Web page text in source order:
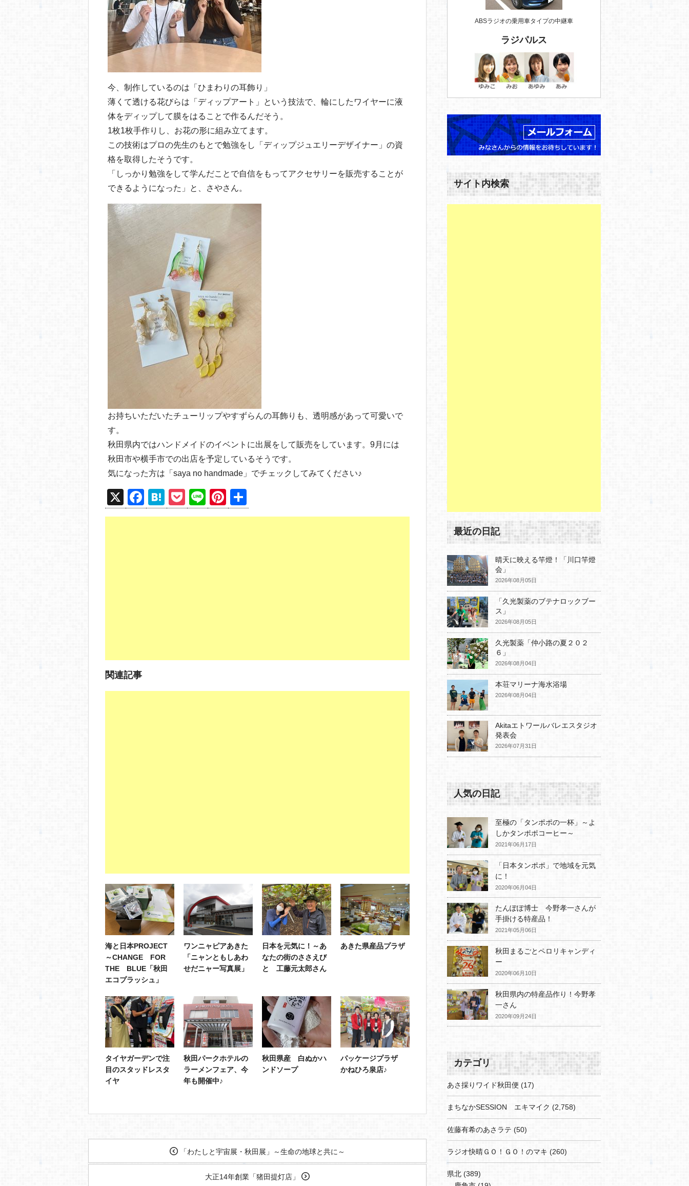
今、制作しているのは「ひまわりの耳飾り」
薄くて透ける花びらは「ディップアート」という技法で、輪にしたワイヤーに液
体をディップして膜をはることで作るんだそう。
1枚1枚手作りし、お花の形に組み立てます。
この技術はプロの先生のもとで勉強をし「ディップジュエリーデザイナー」の資
格を取得したそうです。
「しっかり勉強をして学んだことで自信をもってアクセサリーを販売することが
できるようになった」と、さやさん。
お持ちいただいたチューリップやすずらんの耳飾りも、透明感があって可愛いで
す。
秋田県内ではハンドメイドのイベントに出展をして販売をしています。9月には
秋田市や横手市での出店を予定しているそうです。
気になった方は「saya no handmade」でチェックしてみてください♪
X
F
a
H
at
P
o
Li
n
Pi
nt 有
関連記事
海と日本PROJECT
～CHANGE FOR
THE BLUE「秋田
エコプラッシュ」
ワンニャピアあきた
「ニャンともしあわ
せだニャー写真展」
日本を元気に！～あ
なたの街のささえび
と 工藤元太郎さん
あきた県産品プラザ
タイヤガーデンで注
目のスタッドレスタ
イヤ
秋田パークホテルの
ラーメンフェア、今
年も開催中♪
秋田県産 白ぬかハ
ンドソープ
パッケージプラザ
かねひろ泉店♪
「わたしと宇宙展・秋田展」～生命の地球と共に～
大正14年創業「猪田提灯店」
ABSラジオの乗用車タイプの中継車
ラジパルス
サイト内検索
最近の日記
晴天に映える竿燈！「川口竿燈
会」
2026年08月05日
「久光製薬のブテナロックブー
ス」
2026年08月05日
久光製薬「仲小路の夏２０２
６」
2026年08月04日
本荘マリーナ海水浴場
2026年08月04日
Akitaエトワールバレエスタジオ
発表会
2026年07月31日
人気の日記
至極の「タンポポの一杯」～よ
しかタンポポコーヒー～
2021年06月17日
「日本タンポポ」で地域を元気
に！
2020年06月04日
たんぽぽ博士 今野孝一さんが
手掛ける特産品！
2021年05月06日
秋田まるごとペロリキャンディ
ー
2020年06月10日
秋田県内の特産品作り！今野孝
一さん
2020年09月24日
カテゴリ
あさ採りワイド秋田便 (17)
まちなかSESSION エキマイク (2,758)
佐藤有希のあさラテ (50)
ラジオ快晴ＧＯ！ＧＯ！のマキ (260)
県北 (389)